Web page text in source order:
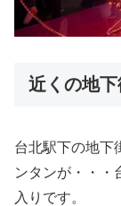
近くの地下
台北駅下の地下
ンタンが・・・
入りです。